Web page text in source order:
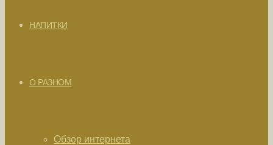
НАПИТКИ
О РАЗНОМ
Обзор интернета